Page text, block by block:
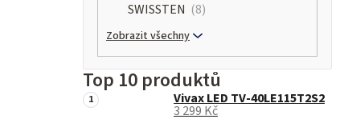
SWISSTEN 8
Zobrazit všechny
Top 10 produktů
Vivax LED TV-40LE115T2S2
3 299 Kč